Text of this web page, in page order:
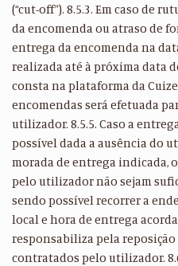
(“cut-off”). 8.5.3. Em caso de
da encomenda ou atraso de
entrega da encomenda na
realizada até à próxima data
consta na plataforma da
encomendas será efetuada
utilizador. 8.5.5. Caso a
possível dada a ausência do
morada de entrega indicada,
pelo utilizador não sejam
sendo possível recorrer a
local e hora de entrega
responsabiliza pela
contratados pelo utilizador.